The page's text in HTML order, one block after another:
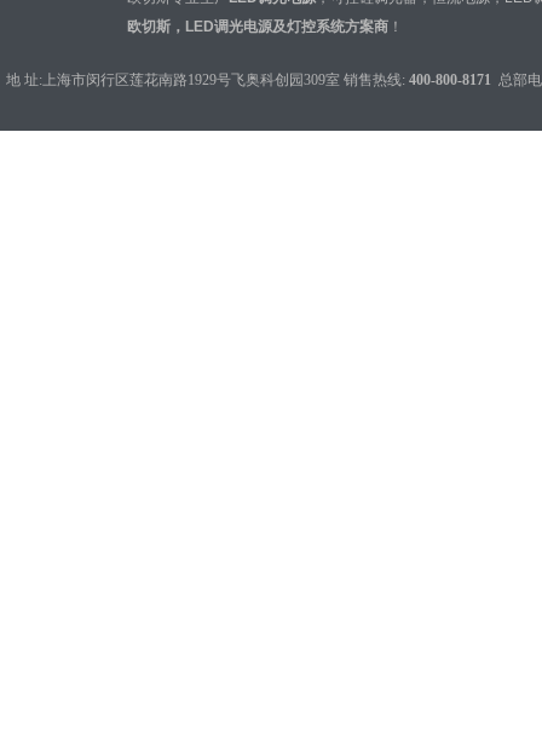
欧切斯，LED调光电源及灯控系统方案商 ！
地 址:上海市闵行区莲花南路1929号飞奥科创园309室 销售热线: 400-800-8171 总部